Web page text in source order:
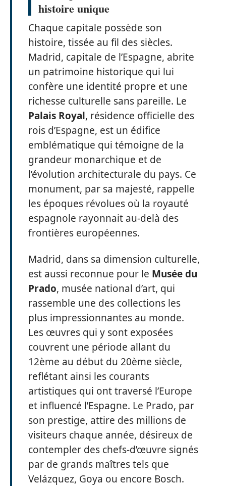
histoire unique
Chaque capitale possède son
histoire, tissée au fil des siècles.
Madrid, capitale de l’Espagne, abrite
un patrimoine historique qui lui
confère une identité propre et une
richesse culturelle sans pareille. Le
Palais Royal, résidence officielle des
rois d’Espagne, est un édifice
emblématique qui témoigne de la
grandeur monarchique et de
l’évolution architecturale du pays. Ce
monument, par sa majesté, rappelle
les époques révolues où la royauté
espagnole rayonnait au-delà des
frontières européennes.
Madrid, dans sa dimension culturelle,
est aussi reconnue pour le Musée du
Prado, musée national d’art, qui
rassemble une des collections les
plus impressionnantes au monde.
Les œuvres qui y sont exposées
couvrent une période allant du
12ème au début du 20ème siècle,
reflétant ainsi les courants
artistiques qui ont traversé l’Europe
et influencé l’Espagne. Le Prado, par
son prestige, attire des millions de
visiteurs chaque année, désireux de
contempler des chefs-d’œuvre signés
par de grands maîtres tels que
Velázquez, Goya ou encore Bosch.